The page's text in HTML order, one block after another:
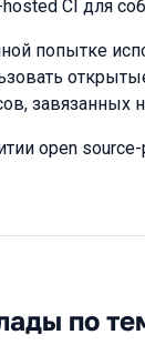
CI для
попытке
завязанных
open
по